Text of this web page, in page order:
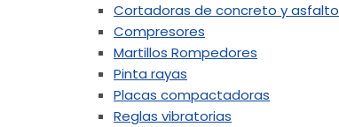
Cortadoras de concreto y asfalto
Compresores
Martillos Rompedores
Pinta rayas
Placas compactadoras
Reglas vibratorias